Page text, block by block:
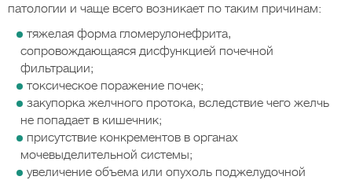
патологии и чаще всего возникает по таким причинам:
тяжелая форма гломерулонефрита,
сопровождающаяся дисфункцией почечной
фильтрации;
токсическое поражение почек;
закупорка желчного протока, вследствие чего желчь
не попадает в кишечник;
присутствие конкрементов в органах
мочевыделительной системы;
увеличение объема или опухоль поджелудочной